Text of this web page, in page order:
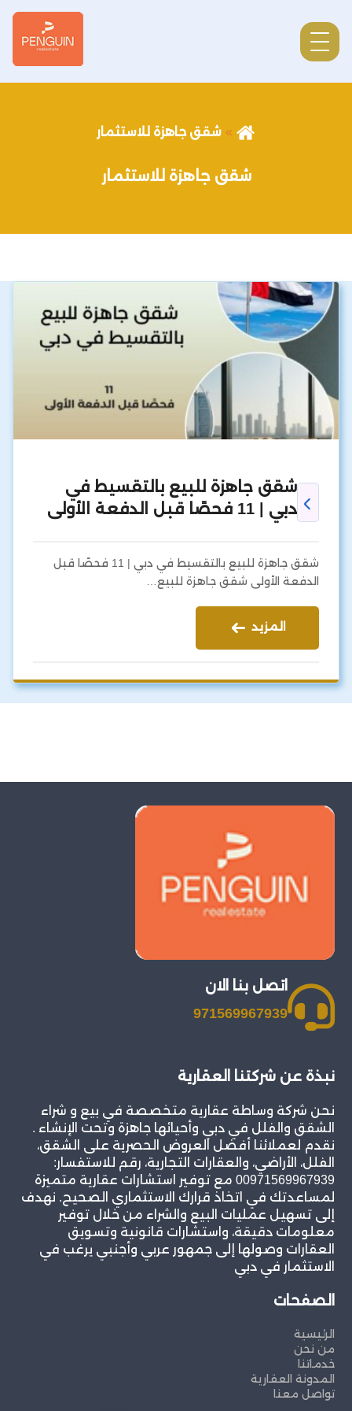
شقق جاهزة للاستثمار
شقق جاهزة للاستثمار
شقق جاهزة للبيع بالتقسيط في
دبي | 11 فحصًا قبل الدفعة الأولى
شقق جاهزة للبيع بالتقسيط في دبي | 11 فحصًا قبل
الدفعة الأولى شقق جاهزة للبيع…
المزيد
اتصل بنا الان
971569967939
نبذة عن شركتنا العقارية
نحن شركة وساطة عقارية متخصصة في بيع و شراء
الشقق والفلل في دبي وأحيائها جاهزة وتحت الإنشاء .
نقدم لعملائنا أفضل العروض الحصرية على الشقق،
الفلل، الأراضي، والعقارات التجارية، رقم للاستفسار:
00971569967939 مع توفير استشارات عقارية متميزة
لمساعدتك في اتخاذ قرارك الاستثماري الصحيح. نهدف
إلى تسهيل عمليات البيع والشراء من خلال توفير
معلومات دقيقة، واستشارات قانونية وتسويق
العقارات وصولها إلى جمهور عربي وأجنبي يرغب في
الاستثمار في دبي
الصفحات
الرئيسية
من نحن
خدماتنا
المدونة العقارية
تواصل معنا